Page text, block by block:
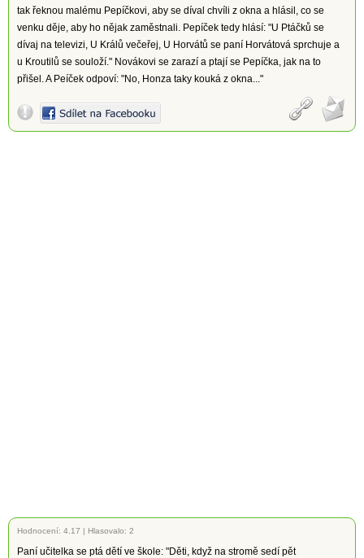
tak řeknou malému Pepíčkovi, aby se díval chvíli z okna a hlásil, co se
venku děje, aby ho nějak zaměstnali. Pepíček tedy hlásí: "U Ptáčků se
dívaj na televizi, U Králů večeřej, U Horvátů se paní Horvátová sprchuje a
u Kroutilů se souloží." Novákovi se zarazí a ptají se Pepíčka, jak na to
přišel. A Peíček odpoví: "No, Honza taky kouká z okna..."
Hodnocení: 4.17 | Hlasovalo: 2
Paní učitelka se ptá dětí ve škole: "Děti, když na stromě sedí pět